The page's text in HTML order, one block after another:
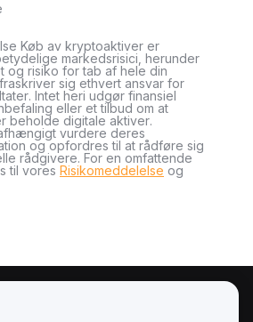
Køb av kryptoaktiver er
markedsrisici, herunder
og risiko for tab af hele din
sig ethvert ansvar for
Intet heri udgør finansiel
eller et tilbud om at
beholde digitale aktiver.
vurdere deres
og opfordres til at rådføre sig
rådgivere. For en omfattende
til vores Risikomeddelelse og